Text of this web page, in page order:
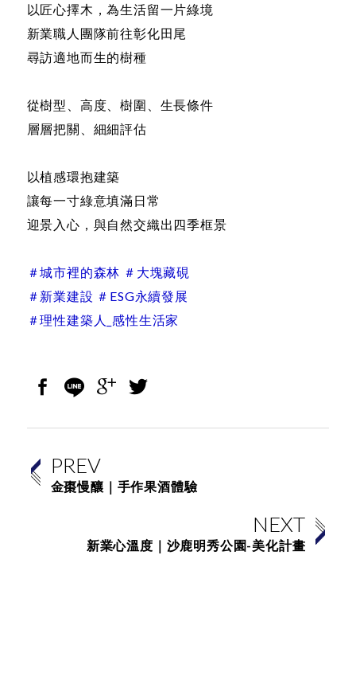
以匠心擇木，為生活留一片綠境
新業職人團隊前往彰化田尾
尋訪適地而生的樹種
從樹型、高度、樹圍、生長條件
層層把關、細細評估
以植感環抱建築
讓每一寸綠意填滿日常
迎景入心，與自然交織出四季框景
＃城市裡的森林 ＃大塊藏硯
＃新業建設 ＃ESG永續發展
＃理性建築人_感性生活家
PREV
金棗慢釀｜手作果酒體驗
NEXT
新業心溫度｜沙鹿明秀公園-美化計畫